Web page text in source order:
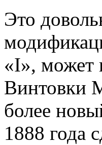
Это
«I», может
Винтовки
более
1888 года